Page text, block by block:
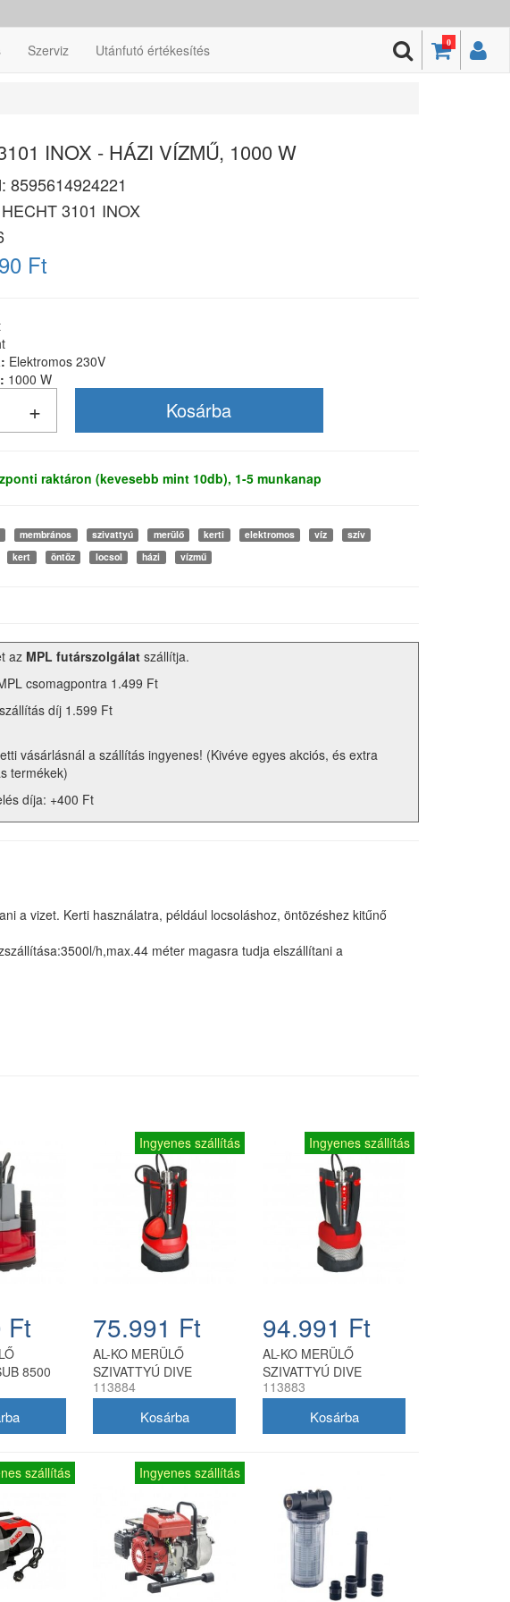
0
Szerviz Utánfutó értékesítés
INOX - HÁZI VÍZMŰ, 1000 W
8595614924221
HECHT 3101 INOX
Ft
Elektromos 230V
1000 W
raktáron (kevesebb mint 10db), 1-5 munkanap
membrános szivattyú merülő kerti elektromos víz
szív
kert öntöz locsol házi vízmű
az MPL futárszolgálat szállítja.
csomagpontra 1.499 Ft
díj 1.599 Ft
vásárlásnál a szállítás ingyenes! (Kivéve egyes akciós, és extra
termékek)
díja: +400 Ft
a vizet. Kerti használatra, például locsoláshoz, öntözéshez kitűnő
h,max.44 méter magasra tudja elszállítani a
Ft
8500
Ingyenes szállítás
75.991 Ft
AL-KO MERÜLŐ
SZIVATTYÚ DIVE
6500/34
113884
Ingyenes szállítás
94.991 Ft
AL-KO MERÜLŐ
SZIVATTYÚ DIVE
5600/44
113883
szállítás Ingyenes szállítás